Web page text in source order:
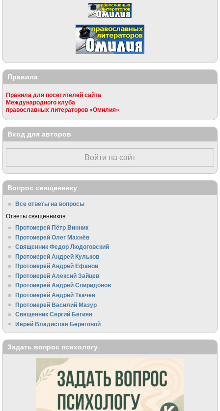
Правила
Правила для посетителей сайта
Международного клуба
православных литераторов «Омилия»
Вход для авторов
Войти на сайт
Вопрос священнику
Все ответы на вопросы
Ответы священников:
Протоиерей Пётр Винник
Протоиерей Олег Махнёв
Священник Федор Людоговский
Протоиерей Андрей Кульков
Протоиерей Андрей Ефанов
Протоиерей Алексий Зайцев
Протоиерей Андрей Спиридонов
Протоиерей Андрей Ткачёв
Протоиерей Василий Мазур
Священник Сергий Бегиян
Иерей Владислав Береговой
Задать вопрос психологу